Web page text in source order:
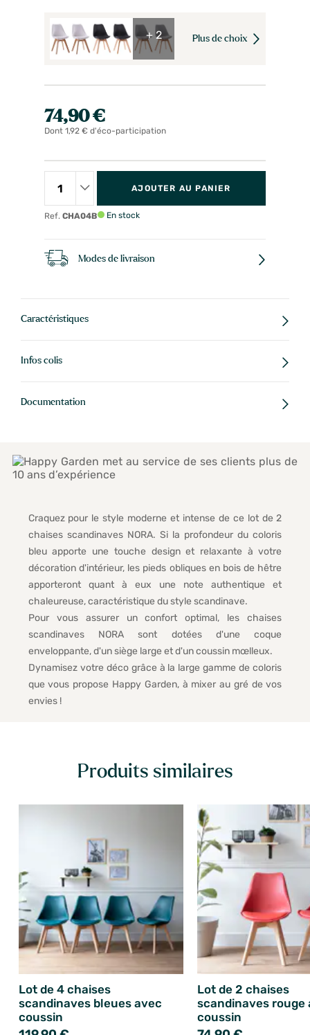
+ 2 Plus de choix
74,90 €
Dont 1,92 € d'éco-participation
Ref. CHA04B
AJOUTER AU PANIER
En stock
Modes de livraison
Caractéristiques
Infos colis
Documentation
Craquez pour le style moderne et intense de ce lot de 2
chaises scandinaves NORA. Si la profondeur du coloris
bleu apporte une touche design et relaxante à votre
décoration d'intérieur, les pieds obliques en bois de hêtre
apporteront quant à eux une note authentique et
chaleureuse, caractéristique du style scandinave.
Pour vous assurer un confort optimal, les chaises
scandinaves NORA sont dotées d'une coque
enveloppante, d'un siège large et d'un coussin mœlleux.
Dynamisez votre déco grâce à la large gamme de coloris
que vous propose Happy Garden, à mixer au gré de vos
envies !
Produits similaires
Lot de 4 chaises
scandinaves bleues avec
coussin
Lot de 2 chaises
scandinaves rouge
coussin